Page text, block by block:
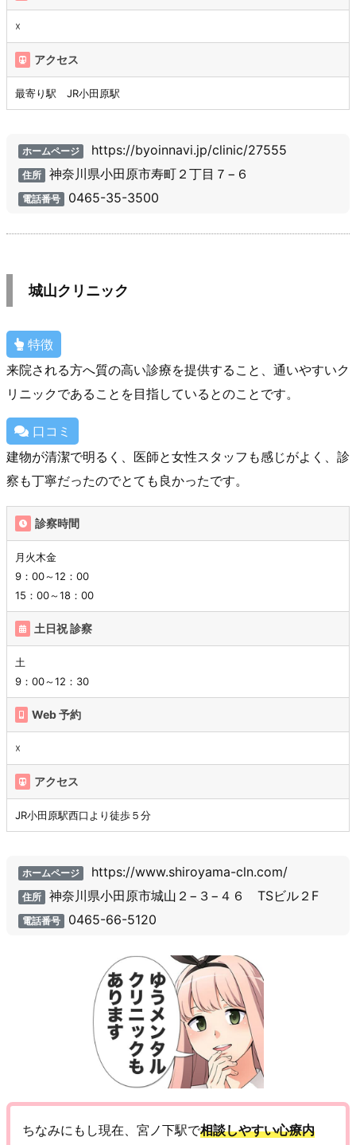
☓
アクセス
最寄り駅 JR小田原駅
ホームページ https://byoinnavi.jp/clinic/27555
住所 神奈川県小田原市寿町２丁目７−６
電話番号 0465-35-3500
城山クリニック
特徴
来院される方へ質の高い診療を提供すること、通いやすいク
リニックであることを目指しているとのことです。
口コミ
建物が清潔で明るく、医師と女性スタッフも感じがよく、診
察も丁寧だったのでとても良かったです。
診察時間
月火木金
9：00～12：00
15：00～18：00
土日祝 診察
土
9：00～12：30
Web 予約
☓
アクセス
JR小田原駅西口より徒歩５分
ホームページ https://www.shiroyama-cln.com/
住所 神奈川県小田原市城山２−３−４６ TSビル２F
電話番号 0465-66-5120
ちなみにもし現在、宮ノ下駅で相談しやすい心療内